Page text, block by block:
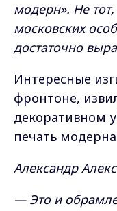
модерн». Не
московских
достаточно
Интересные
фронтоне,
декоративном
печать
Александр
— Это и